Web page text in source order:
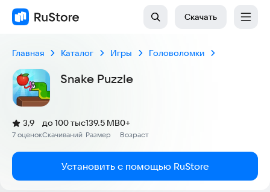
Скачать
Главная Каталог Игры Головоломки
Snake Puzzle
Рейтинг:
3,9
(
7 оценок
)
Скачиваний
до 100 тыс
Размер
139.5 MB
Возраст
0+
Установить с помощью RuStore